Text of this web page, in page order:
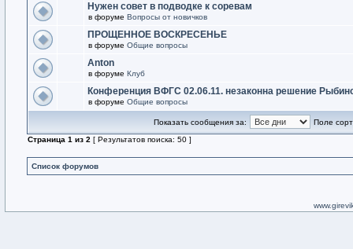
Нужен совет в подводке к соревам
в форуме Вопросы от новичков
ПРОЩЕННОЕ ВОСКРЕСЕНЬЕ
в форуме Общие вопросы
Anton
в форуме Клуб
Конференция ВФГС 02.06.11. незаконна решение
в форуме Общие вопросы
Показать сообщения за:
Поле
Страница 1 из 2 [ Результатов поиска: 50 ]
Список форумов